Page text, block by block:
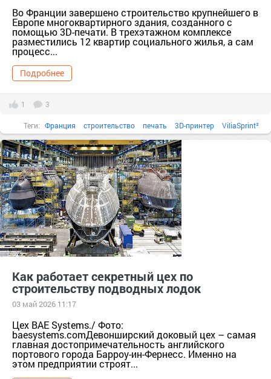
Во Франции завершено строительство крупнейшего в
Европе многоквартирного здания, созданного с
помощью 3D-печати. В трехэтажном комплексе
разместились 12 квартир социального жилья, а сам
процесс...
Подробнее
1 3
Теги: Франция строительство печать 3D-принтер ViliaSprint²
Как работает секретный цех по
строительству подводных лодок
03 май 2026 11:17
Цех BAE Systems./ Фото:
baesystems.comДевонширский доковый цех – самая
главная достопримечательность английского
портового города Барроу-ин-Фернесс. Именно на
этом предприятии строят...